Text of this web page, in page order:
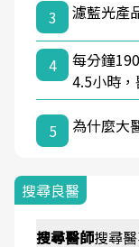
3
濾藍光產
4
每分鐘
4.5小時
5 為什麼大
搜尋良醫
搜尋醫師搜尋